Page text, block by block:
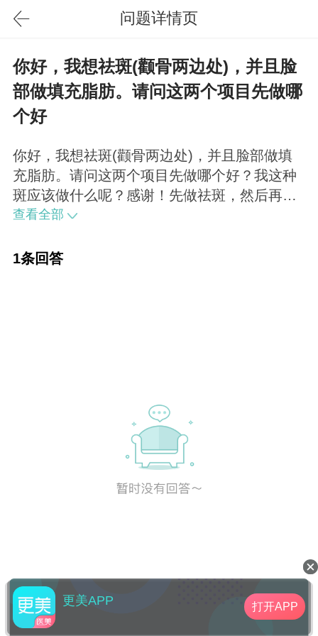
问题详情页
你好，我想祛斑(颧骨两边处)，并且脸
部做填充脂肪。请问这两个项目先做哪
个好
你好，我想祛斑(颧骨两边处)，并且脸部做填
充脂肪。请问这两个项目先做哪个好？我这种
斑应该做什么呢？感谢！先做祛斑，然后再进
行面部填充。首先还是要去找医生弄清楚斑的
查看全部
1条回答
更美APP 打开APP